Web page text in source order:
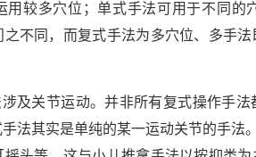
用较多穴位；单式手法可用于不同的
之不同，而复式手法为多穴位、多手
及关节运动。并非所有复式操作手
法其实是单纯的某一运动关节的手法